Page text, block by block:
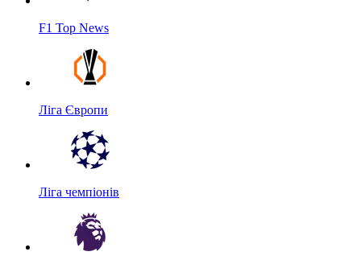
F1 Top News
Ліга Європи
Ліга чемпіонів